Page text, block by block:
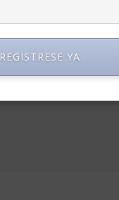
REGISTRESE YA